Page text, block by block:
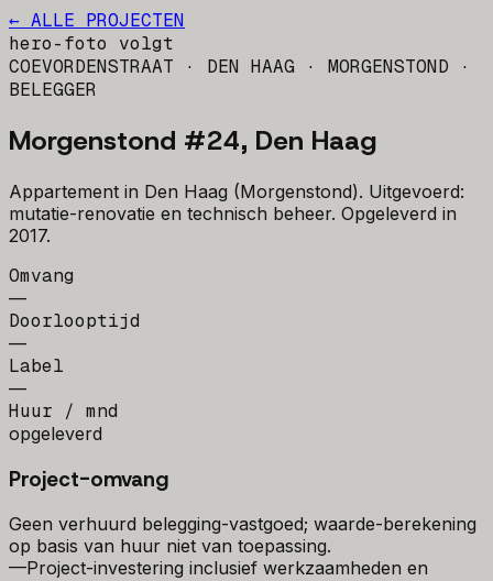
← ALLE PROJECTEN
hero-foto volgt
COEVORDENSTRAAT · DEN HAAG · MORGENSTOND ·
BELEGGER
Morgenstond #24, Den Haag
Appartement in Den Haag (Morgenstond). Uitgevoerd:
mutatie-renovatie en technisch beheer. Opgeleverd in
2017.
Omvang
—
Doorlooptijd
—
Label
—
Huur / mnd
opgeleverd
Project-omvang
Geen verhuurd belegging-vastgoed; waarde-berekening
op basis van huur niet van toepassing.
—Project-investering inclusief werkzaamheden en